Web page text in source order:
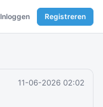
Inloggen Registreren
11-06-2026 02:02